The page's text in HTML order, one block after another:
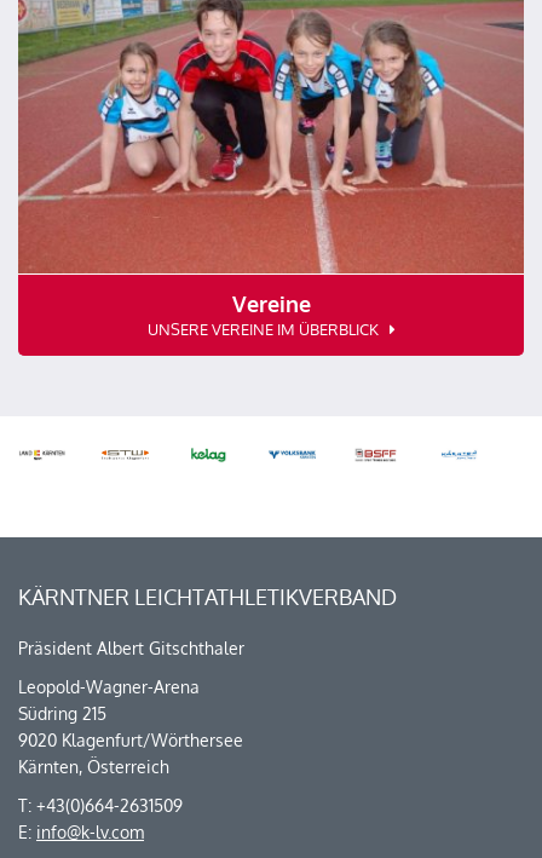
Vereine
UNSERE VEREINE IM ÜBERBLICK
KÄRNTNER LEICHTATHLETIKVERBAND
Präsident Albert Gitschthaler
Leopold-Wagner-Arena
Südring 215
9020 Klagenfurt/Wörthersee
Kärnten, Österreich
T: +43(0)664-2631509
E: info@k-lv.com